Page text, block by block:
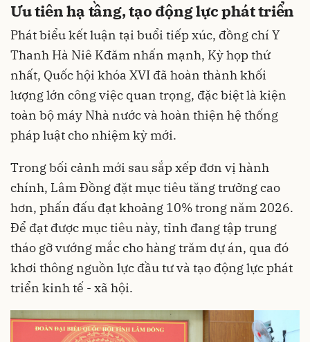
Ưu tiên hạ tầng, tạo động lực phát triển
Phát biểu kết luận tại buổi tiếp xúc, đồng chí Y
Thanh Hà Niê Kđăm nhấn mạnh, Kỳ họp thứ
nhất, Quốc hội khóa XVI đã hoàn thành khối
lượng lớn công việc quan trọng, đặc biệt là kiện
toàn bộ máy Nhà nước và hoàn thiện hệ thống
pháp luật cho nhiệm kỳ mới.
Trong bối cảnh mới sau sắp xếp đơn vị hành
chính, Lâm Đồng đặt mục tiêu tăng trưởng cao
hơn, phấn đấu đạt khoảng 10% trong năm 2026.
Để đạt được mục tiêu này, tỉnh đang tập trung
tháo gỡ vướng mắc cho hàng trăm dự án, qua đó
khơi thông nguồn lực đầu tư và tạo động lực phát
triển kinh tế - xã hội.